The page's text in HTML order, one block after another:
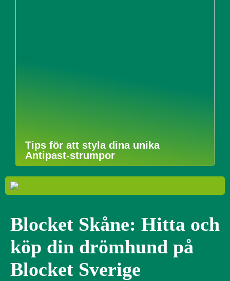
Tips för att styla dina unika
Antipast-strumpor
Blocket Skåne: Hitta och
köp din drömhund på
Blocket Sverige